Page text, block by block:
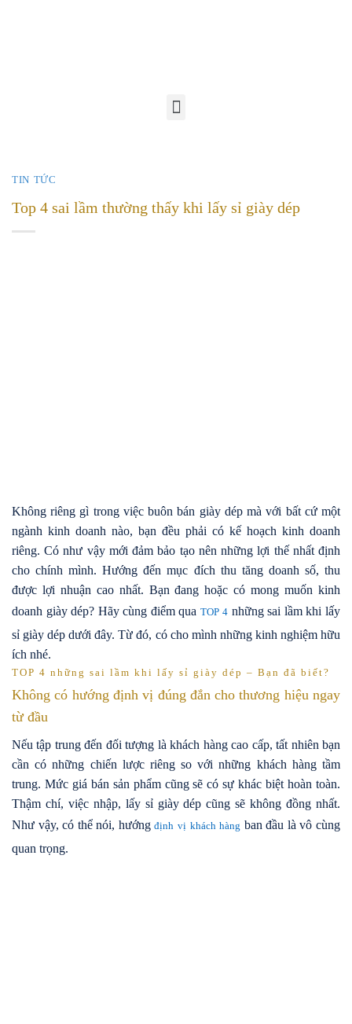
TIN TỨC
Top 4 sai lầm thường thấy khi lấy sỉ giày dép
Không riêng gì trong việc buôn bán giày dép mà với bất cứ một
ngành kinh doanh nào, bạn đều phải có kế hoạch kinh doanh
riêng. Có như vậy mới đảm bảo tạo nên những lợi thế nhất định
cho chính mình. Hướng đến mục đích thu tăng doanh số, thu
được lợi nhuận cao nhất. Bạn đang hoặc có mong muốn kinh
doanh giày dép? Hãy cùng điểm qua TOP 4 những sai lầm khi lấy
sỉ giày dép dưới đây. Từ đó, có cho mình những kinh nghiệm hữu
ích nhé.
TOP 4 những sai lầm khi lấy sỉ giày dép – Bạn đã biết?
Không có hướng định vị đúng đắn cho thương hiệu ngay
từ đầu
Nếu tập trung đến đối tượng là khách hàng cao cấp, tất nhiên bạn
cần có những chiến lược riêng so với những khách hàng tầm
trung. Mức giá bán sản phẩm cũng sẽ có sự khác biệt hoàn toàn.
Thậm chí, việc nhập, lấy sỉ giày dép cũng sẽ không đồng nhất.
Như vậy, có thể nói, hướngđịnh vị khách hàng ban đầu là vô cùng
quan trọng.